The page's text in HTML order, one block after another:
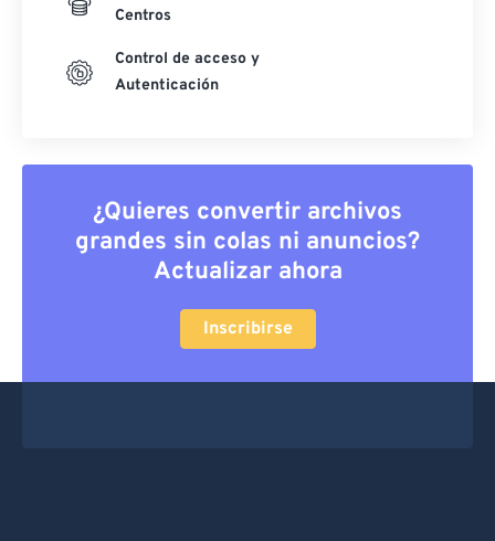
Centros
Control de acceso y
Autenticación
¿Quieres convertir archivos
grandes sin colas ni anuncios?
Actualizar ahora
Inscribirse